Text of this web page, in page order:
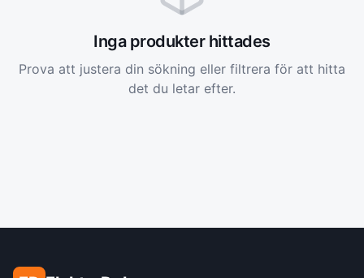
Inga produkter hittades
Prova att justera din sökning eller filtrera för att hitta
det du letar efter.